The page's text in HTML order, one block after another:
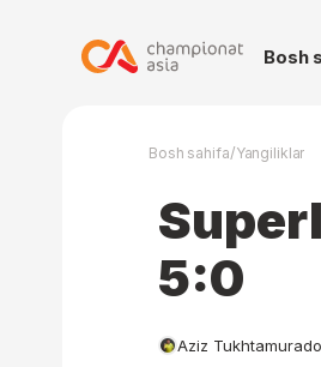
Bosh
Bosh sahifa/Yangiliklar
5:0
Aziz